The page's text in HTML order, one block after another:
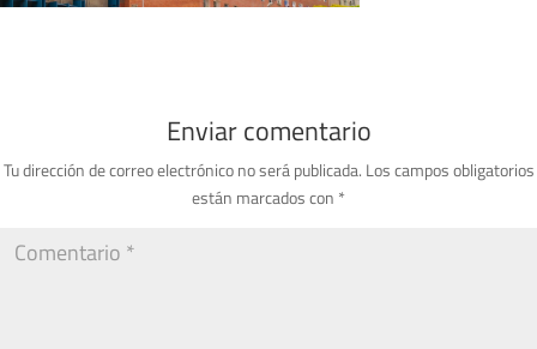
Enviar comentario
Tu dirección de correo electrónico no será publicada. Los campos obligatorios
están marcados con *